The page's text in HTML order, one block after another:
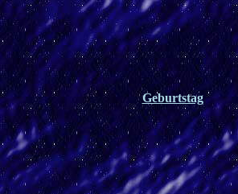
Geburtstag